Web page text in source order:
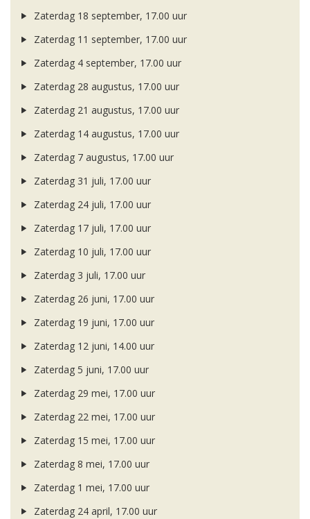
Zaterdag 18 september, 17.00 uur
Zaterdag 11 september, 17.00 uur
Zaterdag 4 september, 17.00 uur
Zaterdag 28 augustus, 17.00 uur
Zaterdag 21 augustus, 17.00 uur
Zaterdag 14 augustus, 17.00 uur
Zaterdag 7 augustus, 17.00 uur
Zaterdag 31 juli, 17.00 uur
Zaterdag 24 juli, 17.00 uur
Zaterdag 17 juli, 17.00 uur
Zaterdag 10 juli, 17.00 uur
Zaterdag 3 juli, 17.00 uur
Zaterdag 26 juni, 17.00 uur
Zaterdag 19 juni, 17.00 uur
Zaterdag 12 juni, 14.00 uur
Zaterdag 5 juni, 17.00 uur
Zaterdag 29 mei, 17.00 uur
Zaterdag 22 mei, 17.00 uur
Zaterdag 15 mei, 17.00 uur
Zaterdag 8 mei, 17.00 uur
Zaterdag 1 mei, 17.00 uur
Zaterdag 24 april, 17.00 uur